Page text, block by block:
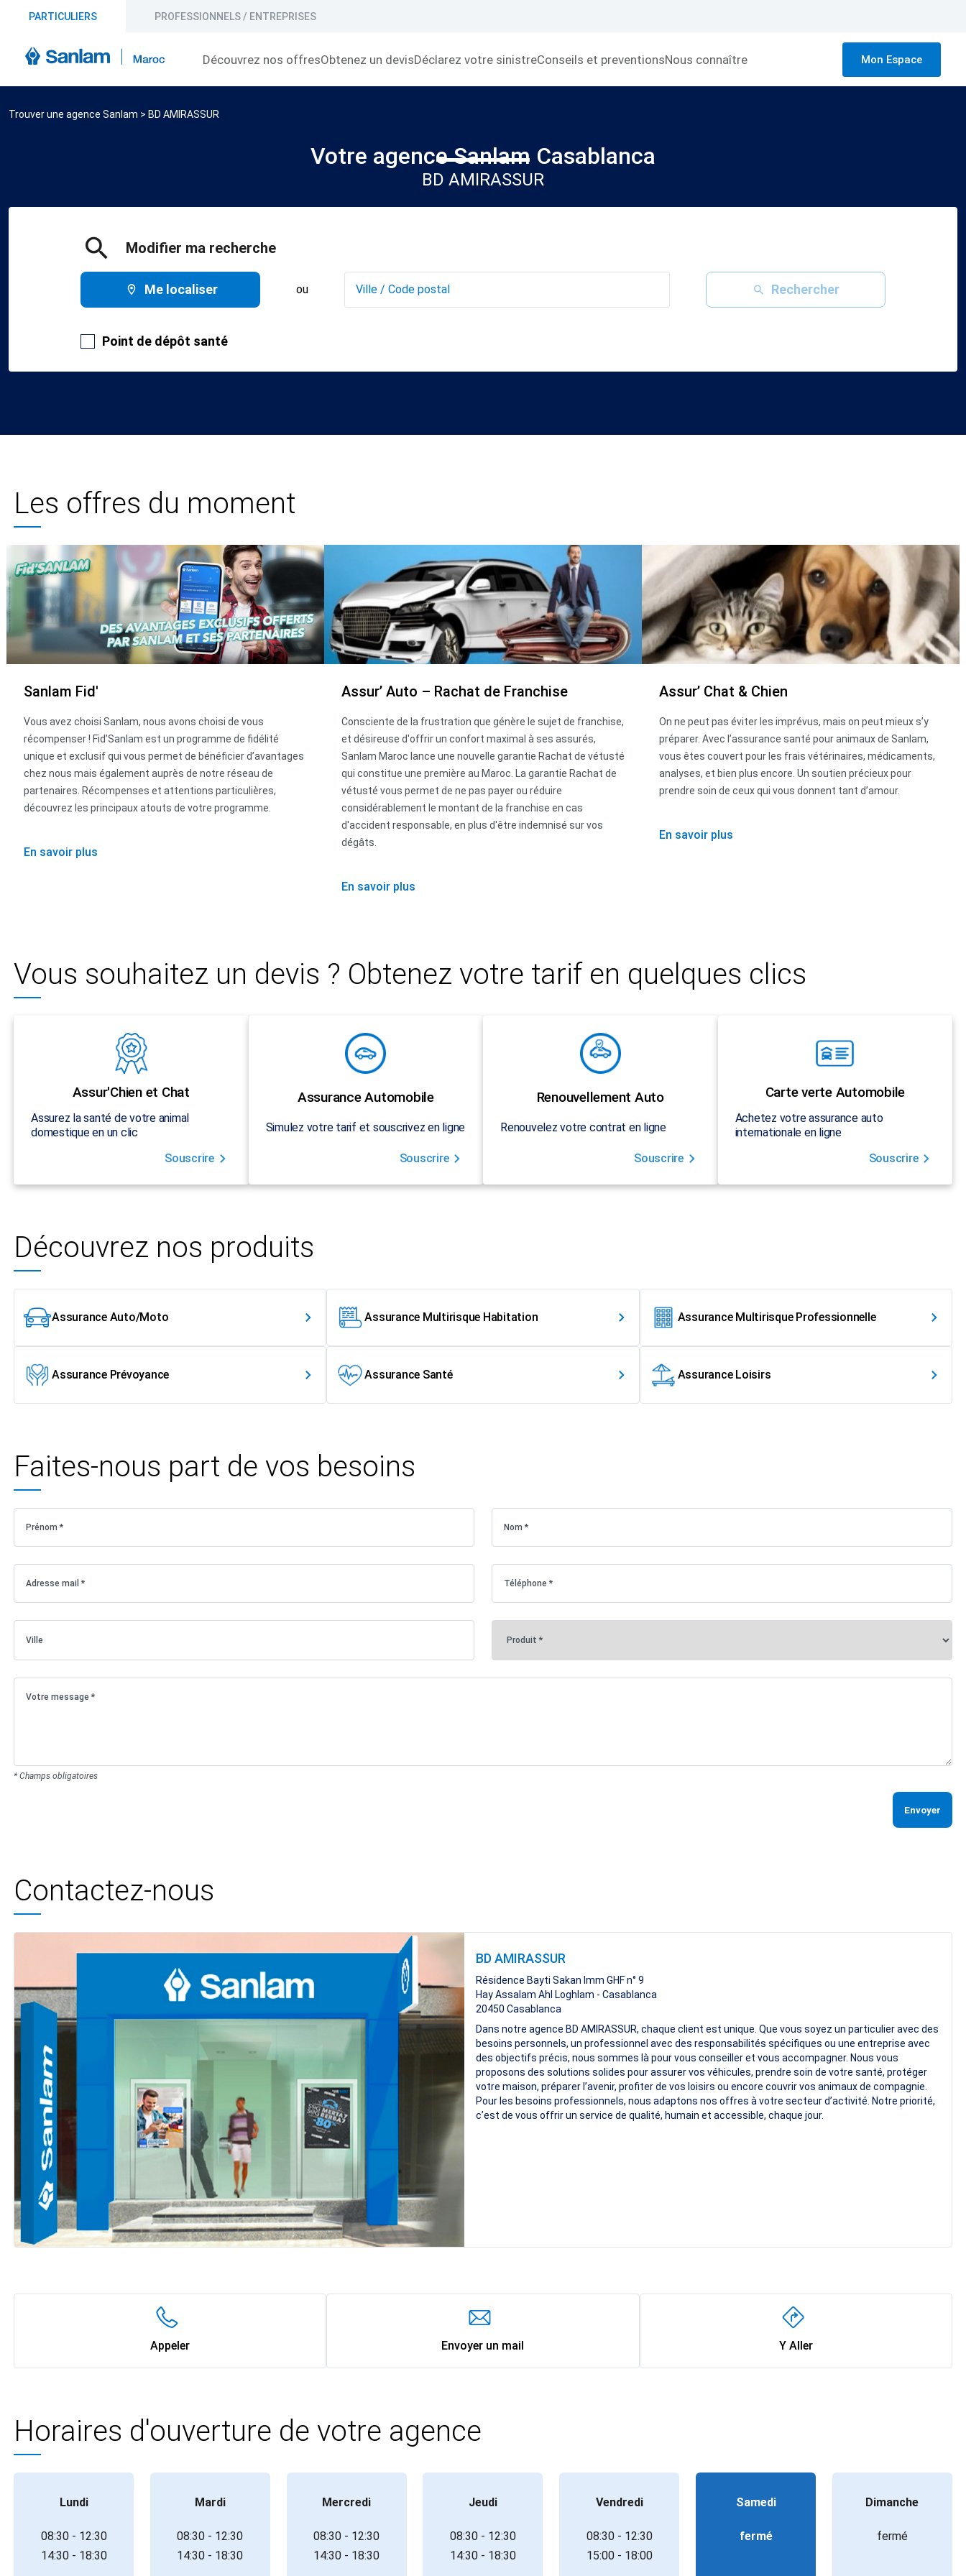
PARTICULIERS PROFESSIONNELS / ENTREPRISES
Découvrez nos offresObtenez un devisDéclarez votre sinistreConseils et preventionsNous connaître Mon Espace
Trouver une agence Sanlam > BD AMIRASSUR
Votre agence Sanlam Casablanca
BD AMIRASSUR
Modifier ma recherche
Me localiser ou Rechercher
Point de dépôt santé
Les offres du moment
Sanlam Fid'
Vous avez choisi Sanlam, nous avons choisi de vous
récompenser ! Fid’Sanlam est un programme de fidélité
unique et exclusif qui vous permet de bénéficier d’avantages
chez nous mais également auprès de notre réseau de
partenaires. Récompenses et attentions particulières,
découvrez les principaux atouts de votre programme.
En savoir plus
Assur’ Auto – Rachat de Franchise
Consciente de la frustration que génère le sujet de franchise,
et désireuse d'offrir un confort maximal à ses assurés,
Sanlam Maroc lance une nouvelle garantie Rachat de vétusté
qui constitue une première au Maroc. La garantie Rachat de
vétusté vous permet de ne pas payer ou réduire
considérablement le montant de la franchise en cas
d'accident responsable, en plus d'être indemnisé sur vos
dégâts.
En savoir plus
Assur’ Chat & Chien
On ne peut pas éviter les imprévus, mais on peut mieux s’y
préparer. Avec l’assurance santé pour animaux de Sanlam,
vous êtes couvert pour les frais vétérinaires, médicaments,
analyses, et bien plus encore. Un soutien précieux pour
prendre soin de ceux qui vous donnent tant d’amour.
En savoir plus
Vous souhaitez un devis ? Obtenez votre tarif en quelques clics
Assur'Chien et Chat
Assurez la santé de votre animal
domestique en un clic
Souscrire
Assurance Automobile
Simulez votre tarif et souscrivez en ligne
Souscrire
Renouvellement Auto
Renouvelez votre contrat en ligne
Souscrire
Carte verte Automobile
Achetez votre assurance auto
internationale en ligne
Souscrire
Découvrez nos produits
Assurance Auto/Moto Assurance Multirisque Habitation Assurance Multirisque Professionnelle
Assurance Prévoyance Assurance Santé Assurance Loisirs
Faites-nous part de vos besoins
* Champs obligatoires
Envoyer
Contactez-nous
BD AMIRASSUR
Résidence Bayti Sakan Imm GHF n° 9
Hay Assalam Ahl Loghlam - Casablanca
20450 Casablanca
Dans notre agence BD AMIRASSUR, chaque client est unique. Que vous soyez un particulier avec des
besoins personnels, un professionnel avec des responsabilités spécifiques ou une entreprise avec
des objectifs précis, nous sommes là pour vous conseiller et vous accompagner. Nous vous
proposons des solutions solides pour assurer vos véhicules, prendre soin de votre santé, protéger
votre maison, préparer l’avenir, profiter de vos loisirs ou encore couvrir vos animaux de compagnie.
Pour les besoins professionnels, nous adaptons nos offres à votre secteur d’activité. Notre priorité,
c’est de vous offrir un service de qualité, humain et accessible, chaque jour.
Appeler Envoyer un mail Y Aller
Horaires d'ouverture de votre agence
Lundi
08:30 - 12:30
14:30 - 18:30
Mardi
08:30 - 12:30
14:30 - 18:30
Mercredi
08:30 - 12:30
14:30 - 18:30
Jeudi
08:30 - 12:30
14:30 - 18:30
Vendredi
08:30 - 12:30
15:00 - 18:00
Samedi
fermé
Dimanche
fermé